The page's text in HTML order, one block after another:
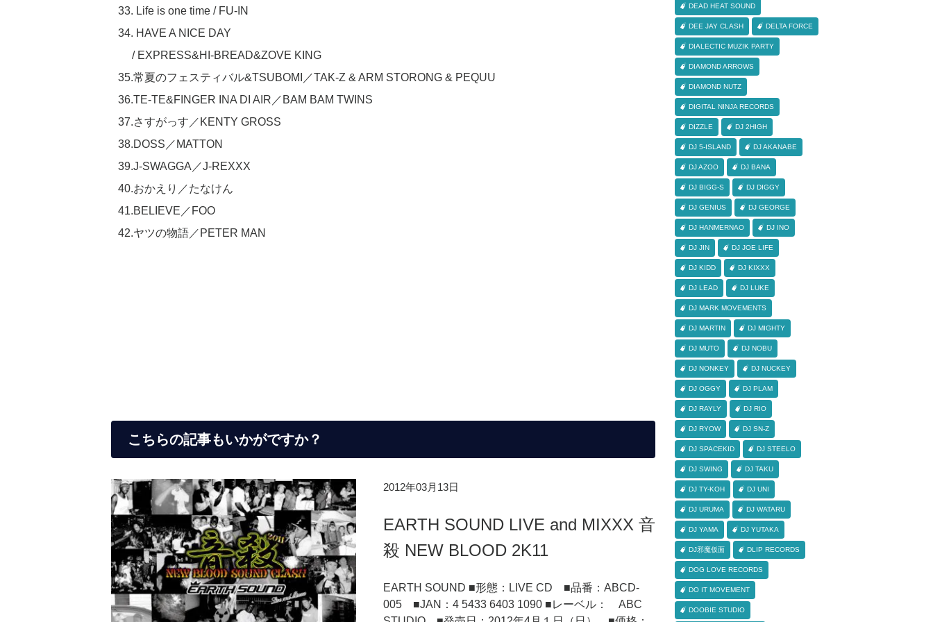
33. Life is one time / FU-IN
34. HAVE A NICE DAY
/ EXPRESS&HI-BREAD&ZOVE KING
35.常夏のフェスティバル&TSUBOMI／TAK-Z & ARM STORONG & PEQUU
36.TE-TE&FINGER INA DI AIR／BAM BAM TWINS
37.さすがっす／KENTY GROSS
38.DOSS／MATTON
39.J-SWAGGA／J-REXXX
40.おかえり／たなけん
41.BELIEVE／FOO
42.ヤツの物語／PETER MAN
こちらの記事もいかがですか？
2012年03月13日
EARTH SOUND LIVE and MIXXX 音
殺 NEW BLOOD 2K11
EARTH SOUND ■形態：LIVE CD ■品番：ABCD-
005 ■JAN：4 5433 6403 1090 ■レーベル： ABC
DEAD HEAT SOUND
DEE JAY CLASH DELTA FORCE
DIALECTIC MUZIK PARTY
DIAMOND ARROWS
DIAMOND NUTZ
DIGITAL NINJA RECORDS
DIZZLE DJ 2HIGH
DJ 5-ISLAND DJ AKANABE
DJ AZOO DJ BANA
DJ BIGG-S DJ DIGGY
DJ GENIUS DJ GEORGE
DJ HANMERNAO DJ INO
DJ JIN DJ JOE LIFE
DJ KIDD DJ KIXXX
DJ LEAD DJ LUKE
DJ MARK MOVEMENTS
DJ MARTIN DJ MIGHTY
DJ MUTO DJ NOBU
DJ NONKEY DJ NUCKEY
DJ OGGY DJ PLAM
DJ RAYLY DJ RIO
DJ RYOW DJ SN-Z
DJ SPACEKID DJ STEELO
DJ SWING DJ TAKU
DJ TY-KOH DJ UNI
DJ URUMA DJ WATARU
DJ YAMA DJ YUTAKA
DJ邪魔仮面 DLIP RECORDS
DOG LOVE RECORDS
DO IT MOVEMENT
DOOBIE STUDIO